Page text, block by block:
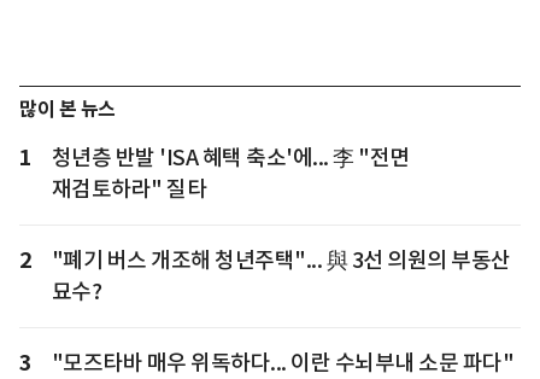
많이 본 뉴스
1
청년층 반발 'ISA 혜택 축소'에... 李 "전면
재검토하라" 질타
2
"폐기 버스 개조해 청년주택"... 與 3선 의원의 부동산
묘수?
3 "모즈타바 매우 위독하다... 이란 수뇌부내 소문 파다"